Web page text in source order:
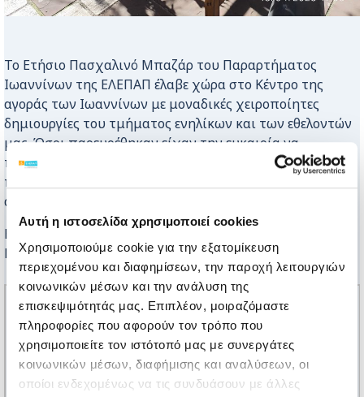
Αυτή η ιστοσελίδα χρησιμοποιεί cookies
Χρησιμοποιούμε cookie για την εξατομίκευση
περιεχομένου και διαφημίσεων, την παροχή λειτουργιών
κοινωνικών μέσων και την ανάλυση της
επισκεψιμότητάς μας. Επιπλέον, μοιραζόμαστε
πληροφορίες που αφορούν τον τρόπο που
χρησιμοποιείτε τον ιστότοπό μας με συνεργάτες
κοινωνικών μέσων, διαφήμισης και αναλύσεων, οι
οποίοι ενδεχομένως να τις συνδυάσουν με άλλες
Το Ετήσιο Πασχαλινό Μπαζάρ του Παραρτήματος
Ιωαννίνων της ΕΛΕΠΑΠ έλαβε χώρα στο Κέντρο της
αγοράς των Ιωαννίνων με μοναδικές χειροποίητες
δημιουργίες του τμήματος ενηλίκων και των εθελοντών
μας. Όσοι παρευρέθηκαν είχαν την ευκαιρία να
πραγματοποιήσουν τις Πασχαλινές αγορές τους και
παράλληλα να στηρίξουν τα Γενναία μας Παιδιά με
αναπηρία.
Ευχαριστούμε που και φέτος ο κόσμος αγκάλιασε το
Μπαζάρ μας!